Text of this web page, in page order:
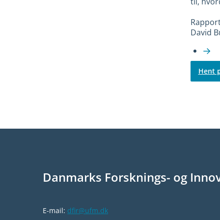
David
Hent
Danmarks Forsknings- og
E-mail: dfir@ufm.dk